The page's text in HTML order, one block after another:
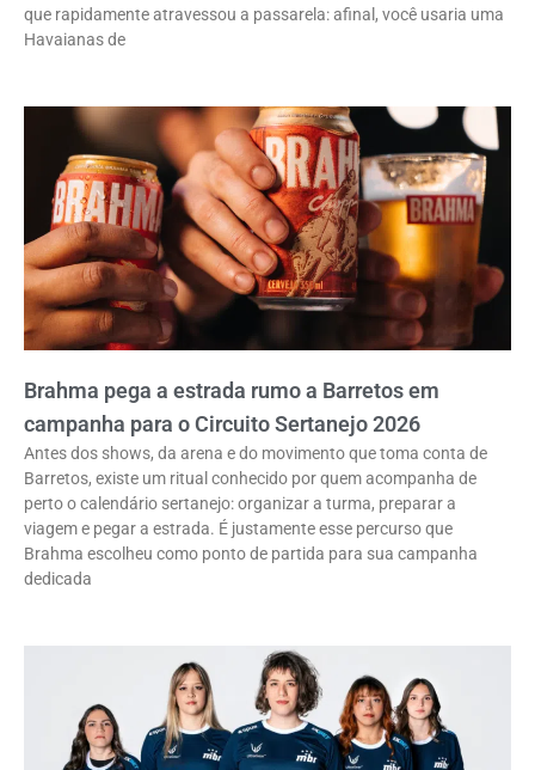
que rapidamente atravessou a passarela: afinal, você usaria uma
Havaianas de
Brahma pega a estrada rumo a Barretos em
campanha para o Circuito Sertanejo 2026
Antes dos shows, da arena e do movimento que toma conta de
Barretos, existe um ritual conhecido por quem acompanha de
perto o calendário sertanejo: organizar a turma, preparar a
viagem e pegar a estrada. É justamente esse percurso que
Brahma escolheu como ponto de partida para sua campanha
dedicada